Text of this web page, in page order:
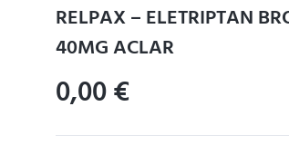
RELPAX – ELETRIPTAN
40MG ACLAR
0,00€